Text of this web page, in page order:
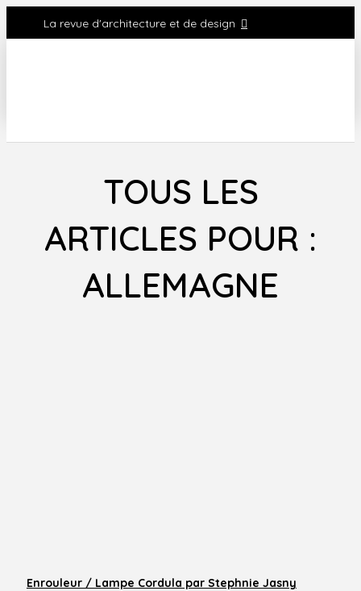
La revue d'architecture et de design
TOUS LES
ARTICLES POUR :
ALLEMAGNE
Enrouleur / Lampe Cordula par Stephnie Jasny